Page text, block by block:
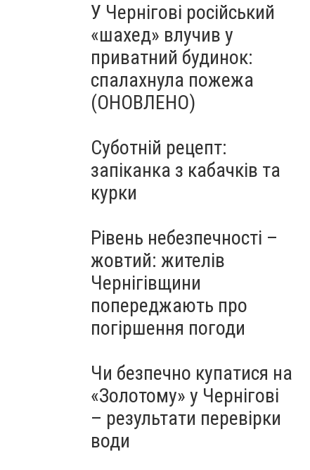
У Чернігові російський
«шахед» влучив у
приватний будинок:
спалахнула пожежа
(ОНОВЛЕНО)
Суботній рецепт:
запіканка з кабачків та
курки
Рівень небезпечності –
жовтий: жителів
Чернігівщини
попереджають про
погіршення погоди
Чи безпечно купатися на
«Золотому» у Чернігові
– результати перевірки
води